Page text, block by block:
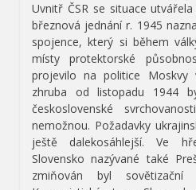
Uvnitř ČSR se situace
březnová jednání r. 1945
spojence, který si během
místy protektorské
projevilo na politice Moskvy
zhruba od listopadu 1944
československé
nemožnou. Požadavky
ještě dalekosáhlejší. Ve
Slovensko nazývané také
zmiňován byl